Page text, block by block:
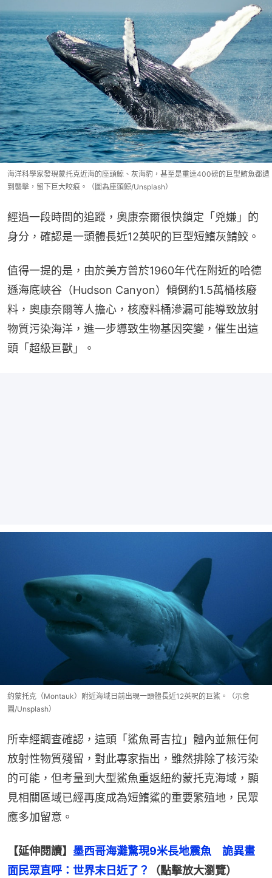
海洋科學家發現蒙托克近海的座頭鯨、灰海豹，甚至是重達400磅的巨型鮪魚都遭
到襲擊，留下巨大咬痕。（圖為座頭鯨/Unsplash）
經過一段時間的追蹤，奧康奈爾很快鎖定「兇嫌」的
身分，確認是一頭體長近12英呎的巨型短鰭灰鯖鮫。
值得一提的是，由於美方曾於1960年代在附近的哈德
遜海底峽谷（Hudson Canyon）傾倒約1.5萬桶核廢
料，奧康奈爾等人擔心，核廢料桶滲漏可能導致放射
物質污染海洋，進一步導致生物基因突變，催生出這
頭「超級巨獸」。
約蒙托克（Montauk）附近海域日前出現一頭體長近12英呎的巨鯊。（示意
圖/Unsplash）
所幸經調查確認，這頭「鯊魚哥吉拉」體內並無任何
放射性物質殘留，對此專家指出，雖然排除了核污染
的可能，但考量到大型鯊魚重返紐約蒙托克海域，顯
見相關區域已經再度成為短鰭鯊的重要繁殖地，民眾
應多加留意。
【延伸閱讀】 墨西哥海灘驚現9米長地震魚　詭異畫
面民眾直呼：世界末日近了？
（點擊放大瀏覽）